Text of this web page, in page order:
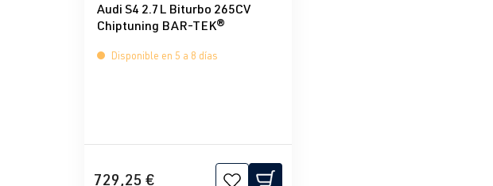
Audi S4 2.7L Biturbo 265CV
Chiptuning BAR-TEK®
Disponible en 5 a 8 días
729,25 €